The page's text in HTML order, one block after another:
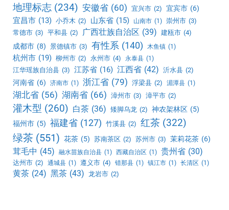
地理标志 (234) 安徽省 (60) 宜兴市 (2) 宜宾市 (6)
宜昌市 (13) 小乔木 (2) 山东省 (15) 山南市 (1) 崇州市 (3)
常德市 (3) 平和县 (2) 广西壮族自治区 (39) 建瓯市 (4)
成都市 (8) 景德镇市 (3) 有性系 (140) 木鱼镇 (1)
杭州市 (19) 柳州市 (2) 永州市 (4) 永泰县 (1)
江华瑶族自治县 (3) 江苏省 (16) 江西省 (42) 沂水县 (2)
河南省 (6) 济南市 (1) 浙江省 (79) 浮梁县 (2) 湄潭县 (1)
湖北省 (56) 湖南省 (66) 漳州市 (3) 漳平市 (2)
灌木型 (260) 白茶 (36) 矮脚乌龙 (2) 神农架林区 (5)
福州市 (5) 福建省 (127) 竹溪县 (2) 红茶 (322)
绿茶 (551) 花茶 (5) 苏南茶区 (2) 苏州市 (3) 茉莉花茶 (6)
茸毛中 (45) 融水苗族自治县 (1) 西藏自治区 (1) 贵州省 (30)
达州市 (2) 通城县 (1) 遵义市 (4) 错那县 (1) 镇江市 (1) 长清区 (1)
黄茶 (24) 黑茶 (43) 龙岩市 (2)